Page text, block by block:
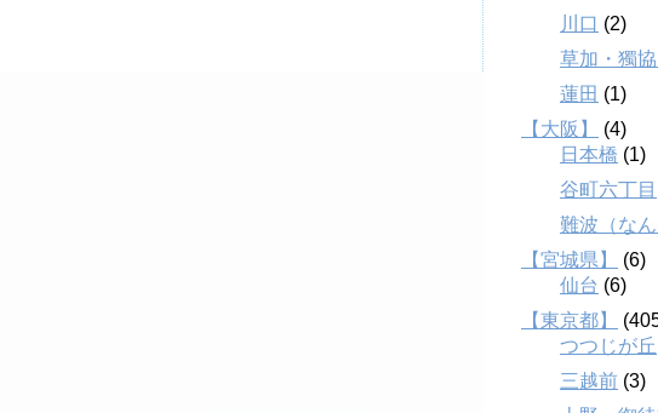
川口 (2)
草加・獨
蓮田 (1)
【大阪】
(4)
日本橋 (1)
谷町六丁目
難波（なん
【宮城県】
(6)
仙台 (6)
【東京都】
つつじが丘
三越前 (3)